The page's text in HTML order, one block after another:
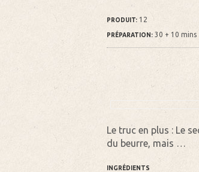
PRODUIT: 12
PRÉPARATION: 30 + 10 mins
Le truc en plus : Le
du beurre, mais …
INGRÉDIENTS